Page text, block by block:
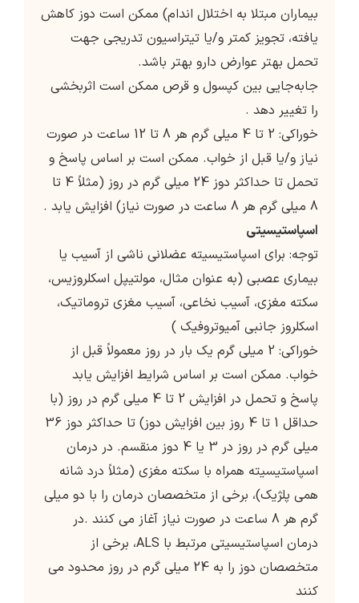
بیماران مبتلا به اختلال اندام) ممکن است دوز کاهش
یافته، تجویز کمتر و/یا تیتراسیون تدریجی جهت
تحمل بهتر عوارض دارو بهتر باشد.
جابه‌جایی بین کپسول و قرص ممکن است اثربخشی
را تغییر دهد .
خوراکی: 2 تا 4 میلی گرم هر 8 تا 12 ساعت در صورت
نیاز و/یا قبل از خواب. ممکن است بر اساس پاسخ و
تحمل تا حداکثر دوز 24 میلی گرم در روز (مثلاً 4 تا
8 میلی گرم هر 8 ساعت در صورت نیاز) افزایش یابد .
اسپاستیسیتی
توجه: برای اسپاستیسیته عضلانی ناشی از آسیب یا
بیماری عصبی (به عنوان مثال، مولتیپل اسکلروزیس،
سکته مغزی، آسیب نخاعی، آسیب مغزی تروماتیک،
اسکلروز جانبی آمیوتروفیک )
خوراکی: 2 میلی گرم یک بار در روز معمولاً قبل از
خواب. ممکن است بر اساس شرایط افزایش یابد
پاسخ و تحمل در افزایش 2 تا 4 میلی گرم در روز (با
حداقل 1 تا 4 روز بین افزایش دوز) تا حداکثر دوز 36
میلی گرم در روز در 3 یا 4 دوز منقسم. در درمان
اسپاستیسیته همراه با سکته مغزی (مثلاً درد شانه
همی پلژیک)، برخی از متخصصان درمان را با دو میلی
گرم هر 8 ساعت در صورت نیاز آغاز می کنند .در
درمان اسپاستیسیتی مرتبط با ALS، برخی از
متخصصان دوز را به 24 میلی گرم در روز محدود می
کنند